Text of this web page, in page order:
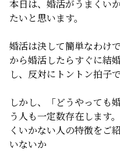
本日は、婚活がうまくい
たいと思います。
婚活は決して簡単なわけ
から婚活したらすぐに結
し、反対にトントン拍子
しかし、「どうやっても
う人も一定数存在します
くいかない人の特徴をご
いないか